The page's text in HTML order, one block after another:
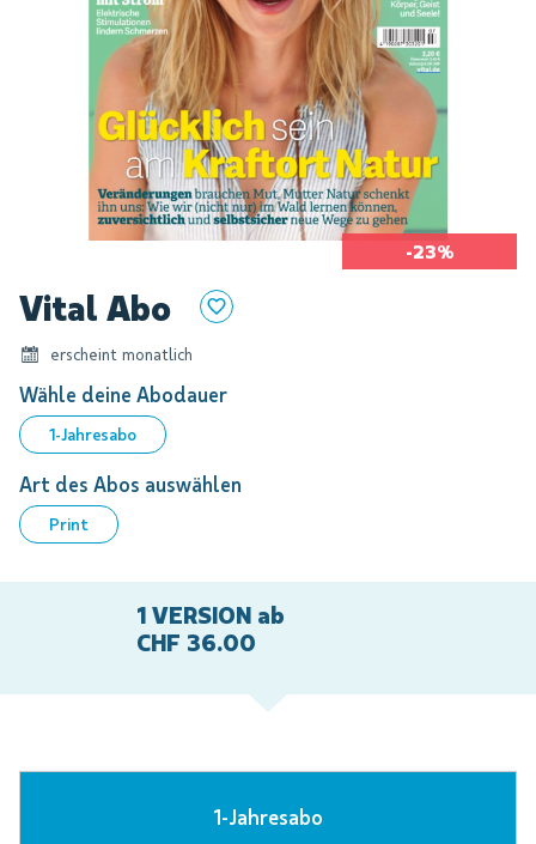
-23%
Anfang
Bildgalerie
springen
Vital Abo
erscheint monatlich
Wähle deine Abodauer
1-Jahresabo
Art des Abos auswählen
Print
1 VERSION ab
CHF 36.00
1-Jahresabo